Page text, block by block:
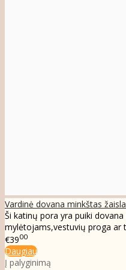
Vardinė dovana minkštas
Ši katinų pora yra puiki
mylėtojams,vestuvių proga ar
€3900
Daugiau
Į palyginimą